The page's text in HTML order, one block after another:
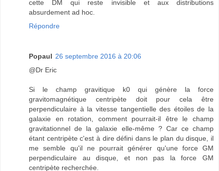
cette DM qui reste invisible et aux distributions
absurdement ad hoc.
Répondre
Popaul 26 septembre 2016 à 20:06
@Dr Eric
Si le champ gravitique k0 qui génère la force
gravitomagnétique centripète doit pour cela être
perpendiculaire à la vitesse tangentielle des étoiles de la
galaxie en rotation, comment pourrait-il être le champ
gravitationnel de la galaxie elle-même ? Car ce champ
étant centripète c'est à dire défini dans le plan du disque, il
me semble qu'il ne pourrait générer qu'une force GM
perpendiculaire au disque, et non pas la force GM
centripète recherchée.